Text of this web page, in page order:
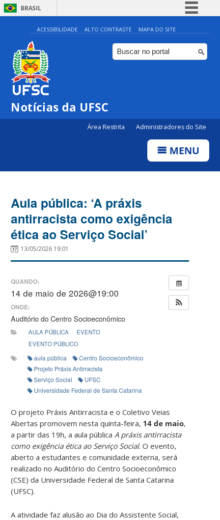
BRASIL
Simplifique!
Comunica BR
Participe
ACESSIBILIDADE ALTO CONTRASTE MAPA DO SITE
Notícias da UFSC
Área Restrita Administradores do Site
MENU
Aula pública: ‘A práxis
antirracista como exigência
ética ao Serviço Social’
13/05/2026 19:01
QUANDO:
14 de maio de 2026@19:00
ONDE:
Auditório do Centro Socioeconômico
AULA PÚBLICA
EVENTO
EVENTO PÚBLICO
aula pública
Centro Socioeconômico
Projeto Práxis Antirracista
Serviço Social
UFSC
Universidade Federal de Santa Catarina
O projeto Práxis Antirracista e o Coletivo Veias
Abertas promovem nesta quinta-feira, 14 de maio,
a partir das 19h, a aula pública A práxis antirracista
como exigência ética ao Serviço Social. O evento,
aberto a estudantes e comunidade externa, será
realizado no Auditório do Centro Socioeconômico
(CSE) da Universidade Federal de Santa Catarina
(UFSC).
A atividade faz alusão ao Dia do Assistente Social,